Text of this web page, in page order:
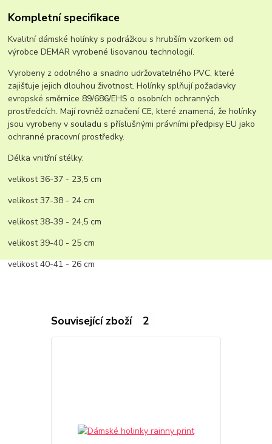
Kompletní specifikace
Kvalitní dámské holínky s podrážkou s hrubším vzorkem od
výrobce DEMAR vyrobené lisovanou technologií.
Vyrobeny z odolného a snadno udržovatelného PVC, které
zajišťuje jejich dlouhou životnost. Holínky splňují požadavky
evropské směrnice 89/686/EHS o osobních ochranných
prostředcích. Mají rovněž označení CE, které znamená, že holínky
jsou vyrobeny v souladu s příslušnými právními předpisy EU jako
ochranné pracovní prostředky.
Délka vnitřní stélky:
velikost 36-37 - 23,5 cm
velikost 37-38 - 24 cm
velikost 38-39 - 24,5 cm
velikost 39-40 - 25 cm
velikost 40-41 - 26 cm
Související zboží 2